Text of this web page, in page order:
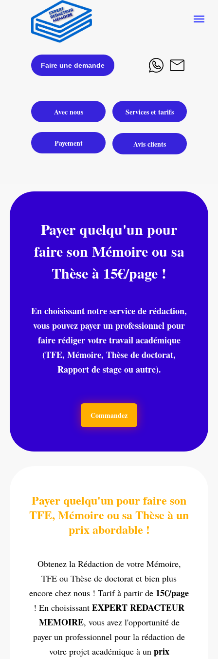
Avec nous Services et tarifs
Payement Avis clients
Faire une demande
Payer quelqu'un pour
faire son Mémoire ou sa
Thèse à 15€/page !
En choisissant notre service de rédaction,
vous pouvez payer un professionnel pour
faire rédiger votre travail académique
(TFE, Mémoire, Thèse de doctorat,
Rapport de stage ou autre).
Commandez
Payer quelqu'un pour faire son
TFE, Mémoire ou sa Thèse à un
prix abordable !
Obtenez la Rédaction de votre Mémoire,
TFE ou Thèse de doctorat et bien plus
encore chez nous ! Tarif à partir de 15€/page
! En choisissant EXPERT REDACTEUR
MEMOIRE, vous avez l'opportunité de
payer un professionnel pour la rédaction de
votre projet académique à un prix